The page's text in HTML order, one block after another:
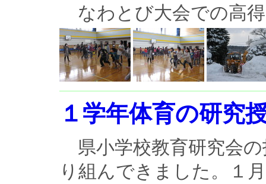
なわとび大会での高
１学年体育の研究
県小学校教育研究会
り組んできました。１